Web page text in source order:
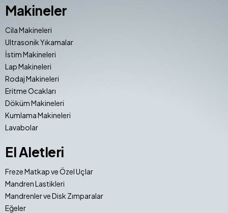
Makineler
Cila Makineleri
Ultrasonik Yıkamalar
İstim Makineleri
Lap Makineleri
Rodaj Makineleri
Eritme Ocakları
Döküm Makineleri
Kumlama Makineleri
Lavabolar
El Aletleri
Freze Matkap ve Özel Uçlar
Mandren Lastikleri
Mandrenler ve Disk Zımparalar
Eğeler